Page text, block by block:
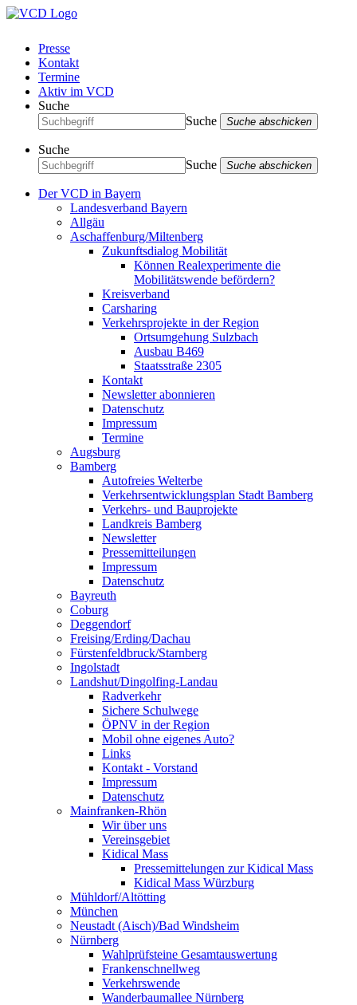
Presse
Kontakt
Termine
Aktiv im VCD
Suche
Suche
Suche abschicken
Suche
Suche
Suche abschicken
Der VCD in Bayern
Landesverband Bayern
Allgäu
Aschaffenburg/Miltenberg
Zukunftsdialog Mobilität
Können Realexperimente die
Mobilitätswende befördern?
Kreisverband
Carsharing
Verkehrsprojekte in der Region
Ortsumgehung Sulzbach
Ausbau B469
Staatsstraße 2305
Kontakt
Newsletter abonnieren
Datenschutz
Impressum
Termine
Augsburg
Bamberg
Autofreies Welterbe
Verkehrsentwicklungsplan Stadt Bamberg
Verkehrs- und Bauprojekte
Landkreis Bamberg
Newsletter
Pressemitteilungen
Impressum
Datenschutz
Bayreuth
Coburg
Deggendorf
Freising/Erding/Dachau
Fürstenfeldbruck/Starnberg
Ingolstadt
Landshut/Dingolfing-Landau
Radverkehr
Sichere Schulwege
ÖPNV in der Region
Mobil ohne eigenes Auto?
Links
Kontakt - Vorstand
Impressum
Datenschutz
Mainfranken-Rhön
Wir über uns
Vereinsgebiet
Kidical Mass
Pressemittelungen zur Kidical Mass
Kidical Mass Würzburg
Mühldorf/Altötting
München
Neustadt (Aisch)/Bad Windsheim
Nürnberg
Wahlprüfsteine Gesamtauswertung
Frankenschnellweg
Verkehrswende
Wanderbaumallee Nürnberg